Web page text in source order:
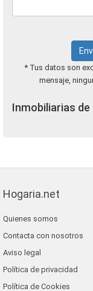
* Tus datos son
mensaje,
Inmobiliarias
Hogaria.net
Quienes somos
Contacta con nosotros
Aviso legal
Política de privacidad
Política de Cookies